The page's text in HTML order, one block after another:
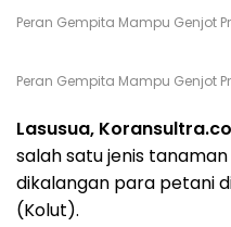
Peran Gempita Mampu Genjot
Peran Gempita Mampu Genjot
Lasusua,
salah satu jenis
dikalangan para petani
(Kolut).